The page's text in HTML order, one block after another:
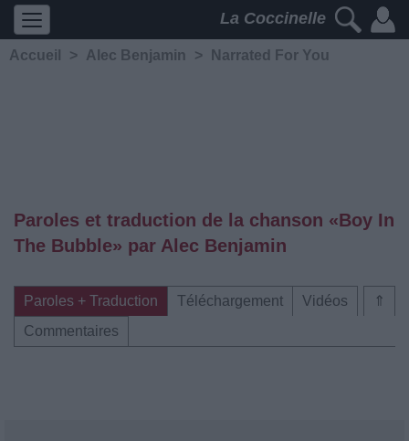
La Coccinelle
Accueil > Alec Benjamin > Narrated For You
Paroles et traduction de la chanson «Boy In
The Bubble» par Alec Benjamin
⇑
Paroles + Traduction Téléchargement
Vidéos
Commentaires